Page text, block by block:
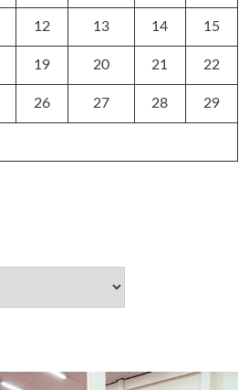
12 13 14 15
19 20 21 22
26 27 28 29